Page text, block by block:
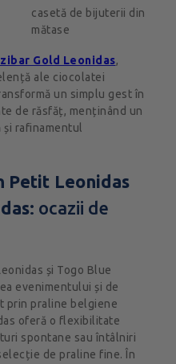
casetă de bijuterii din
mătase
Gold Leonidas,
ale ciocolatei
un simplu gest în
de răsfăț, menținând un
rafinamentul
Petit Leonidas
: ocazii de
și Togo Blue
evenimentului și de
prin praline belgiene
oferă o flexibilitate
spontane sau întâlniri
de praline fine. În